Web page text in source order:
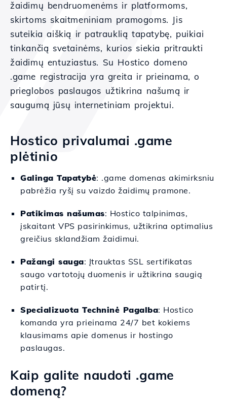
žaidimų bendruomenėms ir platformoms,
skirtoms skaitmeniniam pramogoms. Jis
suteikia aiškią ir patrauklią tapatybę, puikiai
tinkančią svetainėms, kurios siekia pritraukti
žaidimų entuziastus. Su Hostico domeno
.game registracija yra greita ir prieinama, o
prieglobos paslaugos užtikrina našumą ir
saugumą jūsų internetiniam projektui.
Hostico privalumai .game
plėtinio
Galinga Tapatybė: .game domenas akimirksniu
pabrėžia ryšį su vaizdo žaidimų pramone.
Patikimas našumas: Hostico talpinimas,
įskaitant VPS pasirinkimus, užtikrina optimalius
greičius sklandžiam žaidimui.
Pažangi sauga: Įtrauktas SSL sertifikatas
saugo vartotojų duomenis ir užtikrina saugią
patirtį.
Specializuota Techninė Pagalba: Hostico
komanda yra prieinama 24/7 bet kokiems
klausimams apie domenus ir hostingo
paslaugas.
Kaip galite naudoti .game
domeną?